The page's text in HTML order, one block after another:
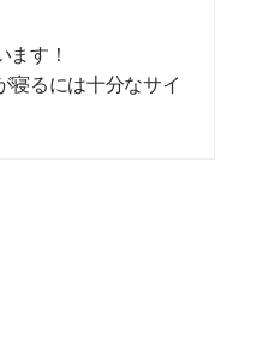
す！
寝るには十分なサイ